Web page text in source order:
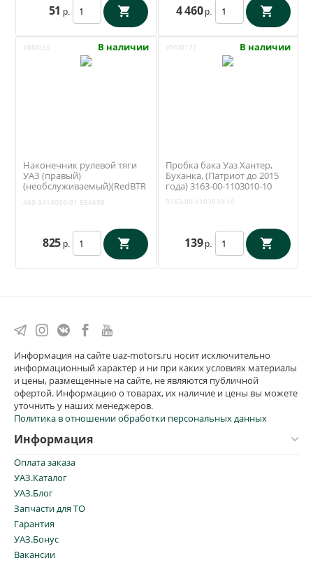
51 р. 4 460 р.
УМ0035 В наличии
Наконечник рулевой тяги
УАЗ (правый)
(необслуживаемый)(RedBTR
469-3414056-01 554698
825 р.
УМ00177 В наличии
Пробка бака Уаз Хантер,
Буханка, (Патриот до 2015
года) 3163-00-1103010-10
3163-00-1103010-10
139 р.
Информация на сайте uaz-motors.ru носит исключительно
информационный характер и ни при каких условиях материалы
и цены, размещенные на сайте, не являются публичной
офертой. Информацию о товарах, их наличие и цены вы можете
уточнить у наших менеджеров.
Политика в отношении обработки персональных данных
Информация
Оплата заказа
УАЗ.Каталог
УАЗ.Блог
Запчасти для ТО
Гарантия
УАЗ.Бонус
Вакансии